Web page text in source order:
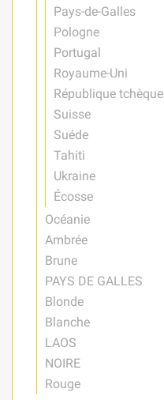
Pays-de-Galles
Pologne
Portugal
Royaume-Uni
République tchèque
Suisse
Suéde
Tahiti
Ukraine
Écosse
Océanie
Ambrée
Brune
PAYS DE GALLES
Blonde
Blanche
LAOS
NOIRE
Rouge